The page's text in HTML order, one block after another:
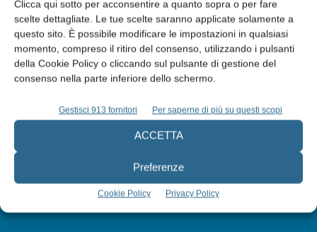
Clicca qui sotto per acconsentire a quanto sopra o per fare
scelte dettagliate. Le tue scelte saranno applicate solamente a
questo sito. È possibile modificare le impostazioni in qualsiasi
momento, compreso il ritiro del consenso, utilizzando i pulsanti
della Cookie Policy o cliccando sul pulsante di gestione del
consenso nella parte inferiore dello schermo.
Gestisci 913 fornitori Per saperne di più su questi scopi
ACCETTA
Preferenze
Cookie Policy Privacy Policy
Edicola web
Abbonati
Iscriviti alla newsletter